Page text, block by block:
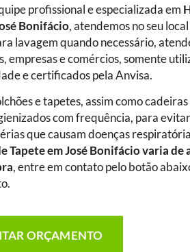
profissional e especializada em
Bonifácio, atendemos no seu
lavagem quando necessário,
empresas e comércios, somente
e certificados pela Anvisa.
e tapetes, assim como
com frequência, para
que causam doenças
Tapeteem José Bonifáciovaria de
, entre em contato pelo botão
ORÇAMENTO